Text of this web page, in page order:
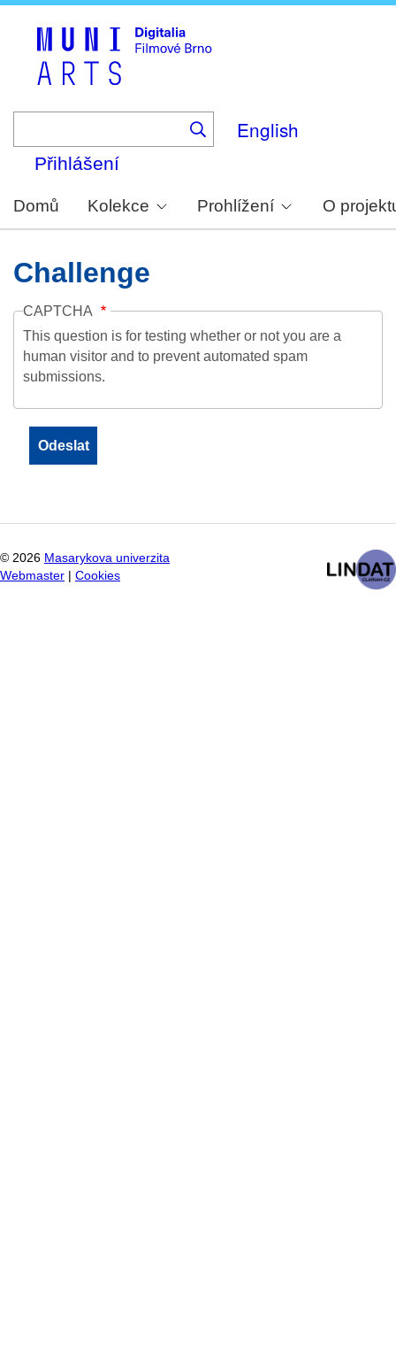
English
Přihlášení
Domů Kolekce Prohlížení O
Challenge
CAPTCHA
This question is for testing whether or not you are a
human visitor and to prevent automated spam
submissions.
© 2026 Masarykova univerzita
Webmaster
Cookies